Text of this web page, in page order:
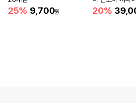
25% 9,700원
움
20%